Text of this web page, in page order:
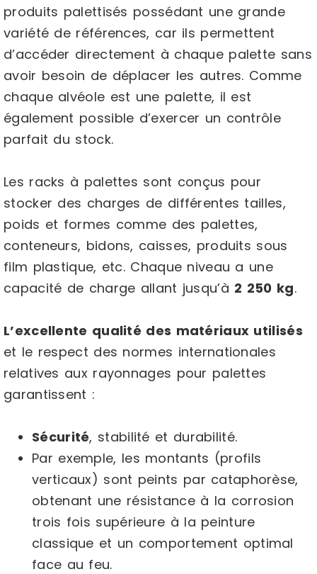
produits palettisés possédant une grande
variété de références, car ils permettent
d’accéder directement à chaque palette sans
avoir besoin de déplacer les autres. Comme
chaque alvéole est une palette, il est
également possible d’exercer un contrôle
parfait du stock.
Les racks à palettes sont conçus pour
stocker des charges de différentes tailles,
poids et formes comme des palettes,
conteneurs, bidons, caisses, produits sous
film plastique, etc. Chaque niveau a une
capacité de charge allant jusqu’à 2 250 kg.
L’excellente qualité des matériaux utilisés
et le respect des normes internationales
relatives aux rayonnages pour palettes
garantissent :
Sécurité, stabilité et durabilité.
Par exemple, les montants (profils
verticaux) sont peints par cataphorèse,
obtenant une résistance à la corrosion
trois fois supérieure à la peinture
classique et un comportement optimal
face au feu.